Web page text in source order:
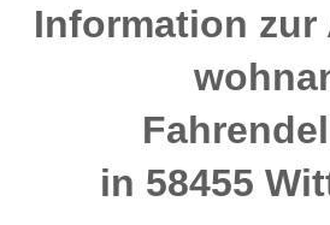
Information zur
in 58455